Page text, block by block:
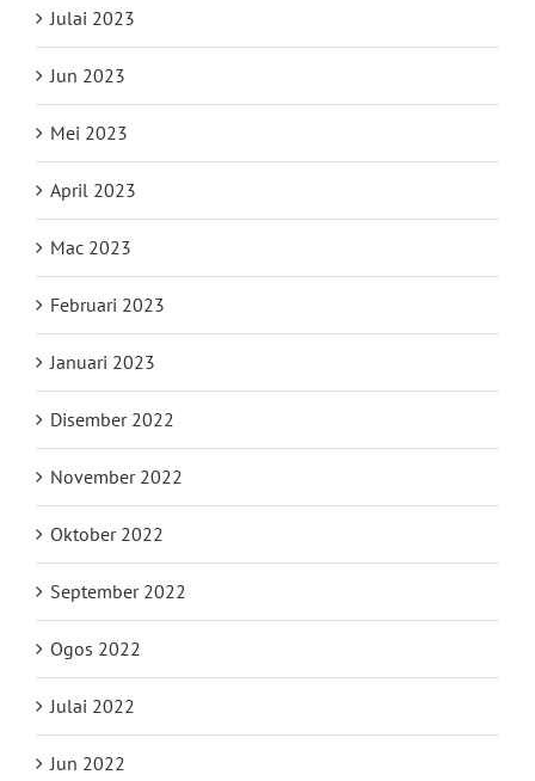
Julai 2023
Jun 2023
Mei 2023
April 2023
Mac 2023
Februari 2023
Januari 2023
Disember 2022
November 2022
Oktober 2022
September 2022
Ogos 2022
Julai 2022
Jun 2022